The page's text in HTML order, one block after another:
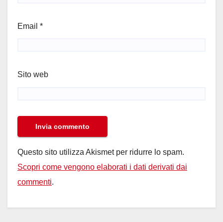
Email *
Sito web
Questo sito utilizza Akismet per ridurre lo spam.
Scopri come vengono elaborati i dati derivati dai
commenti.